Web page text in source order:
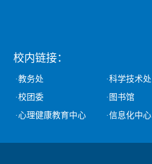
校内链接：
·教务处
·科学技术处
·校团委
·图书馆
·心理健康教育中心
·信息化中心